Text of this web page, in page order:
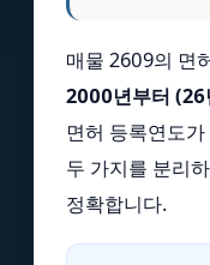
매물 2609의 면
2000년부터 (26
면허 등록연도
두 가지를 분리
정확합니다.